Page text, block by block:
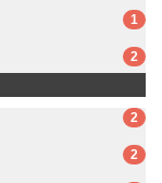
1
2
2
2